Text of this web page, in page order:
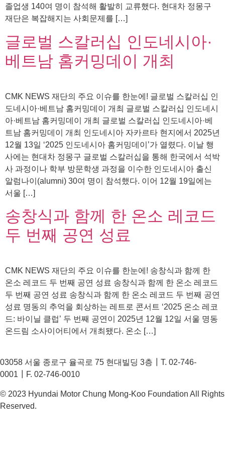
졸업생 140여 명이 참석해 활발히 교류했다. 현대차 정몽구
재단은 복잡해지는 사회문제를 […]
글로벌 스칼러십 인도네시아·
베트남 홈커밍데이 개최
CMK NEWS 재단의 주요 이슈를 한눈에! 글로벌 스칼러십 인
도네시아·베트남 홈커밍데이 개최 글로벌 스칼러십 인도네시
아·베트남 홈커밍데이 개최 글로벌 스칼러십 인도네시아·베
트남 홈커밍데이 개최 인도네시아 자카르타 현지에서 2025년
12월 13일 ‘2025 인도네시아 홈커밍데이’가 열렸다. 이날 행
사에는 현대차 정몽구 글로벌 스칼러십을 통해 한국에서 석박
사 과정이나 학부 방문학생 과정을 이수한 인도네시아 출신
알럼나이(alumni) 30여 명이 참석했다. 이어 12월 19일에는
서울 […]
송창식과 함께 한 온소 레코드
두 번째 공연 성료
CMK NEWS 재단의 주요 이슈를 한눈에! 송창식과 함께 한
온소 레코드 두 번째 공연 성료 송창식과 함께 한 온소 레코드
두 번째 공연 성료 송창식과 함께 한 온소 레코드 두 번째 공연
성료 명동의 추억을 회상하는 레트로 콘서트 ‘2025 온소 레코
드: 바이닐 클럽’ 두 번째 공연이 2025년 12월 12일 서울 명동
온드림 소사이어티에서 개최됐다. 온소 […]
03058 서울 종로구 율곡로 75 현대빌딩 3층┃T. 02-746-
0001┃F. 02-746-0010
© 2023 Hyundai Motor Chung Mong-Koo Foundation All Rights
Reserved.